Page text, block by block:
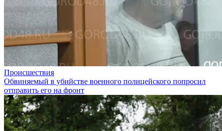
Происшествия
Обвиняемый в убийстве военного полицейского попросил
отправить его на фронт